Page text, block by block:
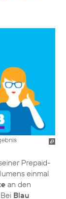
Prepaid-
einmal
an den
Blau